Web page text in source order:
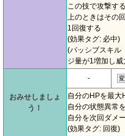
この技で攻撃す
上のときはその
1回復する
(効果タグ: 必中)
(パッシブスキル
ジ量が1増加し
おみせしましょ
う！
-
自分のHPを最大
自分の状態異常
自分を次回ダメ
(効果タグ: 回復)